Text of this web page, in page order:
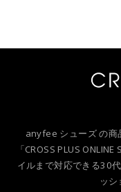
anyfee シューズ の商
「CROSS PLUS
イルまで対応できる30
ッシ